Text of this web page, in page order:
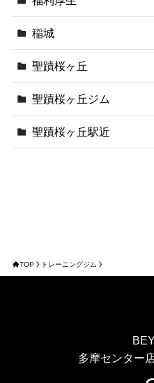
稲城
聖蹟桜ヶ丘
聖蹟桜ヶ丘ジム
聖蹟桜ヶ丘駅近
TOP トレーニングジム
多摩センター